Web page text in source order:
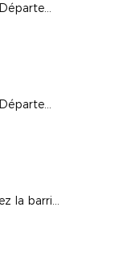
Finale du Challenge Départemental U11 à Robion
Finale du Challenge Départemental U13 à Camaret
Mesdames, franchissez la barrière - 4e édition à Caderousse